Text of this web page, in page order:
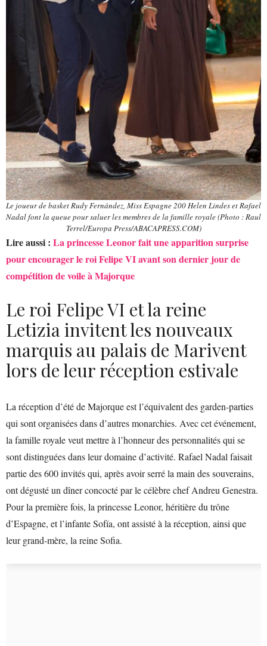
Le joueur de basket Rudy Fernández, Miss Espagne 200 Helen Lindes et Rafael
Nadal font la queue pour saluer les membres de la famille royale (Photo : Raul
Terrel/Europa Press/ABACAPRESS.COM)
Lire aussi : La princesse Leonor fait une apparition surprise
pour encourager le roi Felipe VI avant son dernier jour de
compétition de voile à Majorque
Le roi Felipe VI et la reine
Letizia invitent les nouveaux
marquis au palais de Marivent
lors de leur réception estivale
La réception d’été de Majorque est l’équivalent des garden-parties
qui sont organisées dans d’autres monarchies. Avec cet événement,
la famille royale veut mettre à l’honneur des personnalités qui se
sont distinguées dans leur domaine d’activité. Rafael Nadal faisait
partie des 600 invités qui, après avoir serré la main des souverains,
ont dégusté un dîner concocté par le célèbre chef Andreu Genestra.
Pour la première fois, la princesse Leonor, héritière du trône
d’Espagne, et l’infante Sofía, ont assisté à la réception, ainsi que
leur grand-mère, la reine Sofia.